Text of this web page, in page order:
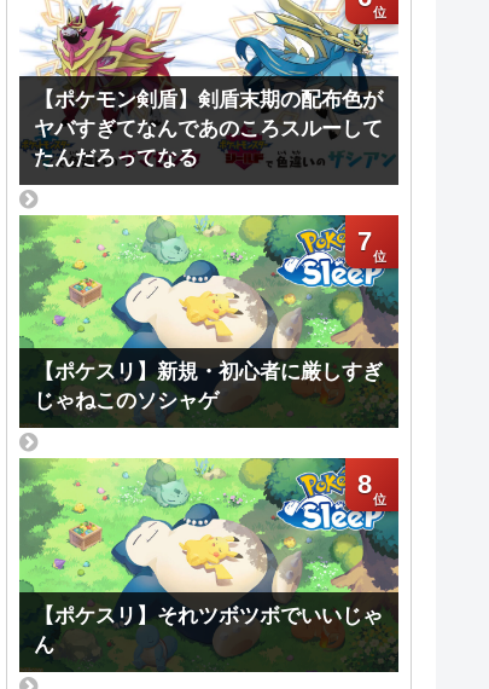
【ポケモン剣盾】剣盾末期の配布色が
ヤバすぎてなんであのころスルーして
たんだろってなる
7
【ポケスリ】新規・初心者に厳しすぎ
じゃねこのソシャゲ
8
【ポケスリ】それツボツボでいいじゃ
ん